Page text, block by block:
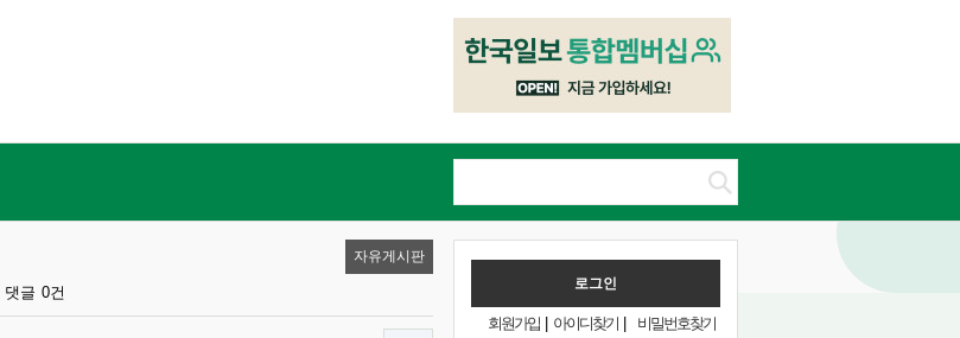
회원가입| 아이디찾기 비밀번호찾기
자유게시판
댓글 0건